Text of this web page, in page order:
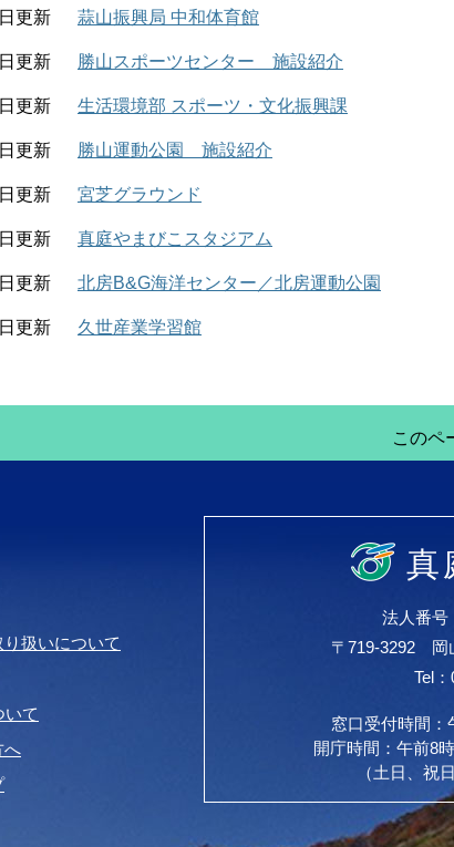
更新 蒜山振興局 中和体育館
更新 勝山スポーツセンター 施設紹介
更新 生活環境部 スポーツ・文化振興課
更新 勝山運動公園 施設紹介
更新 宮芝グラウンド
更新 真庭やまびこスタジアム
更新 北房B&G海洋センター／北房運動公園
更新 久世産業学習館
このペ
扱いについて
いて
へ
真
法人番号
〒719-3292 岡
Tel
窓口受付時間：
開庁時間：午前8
（土日、祝